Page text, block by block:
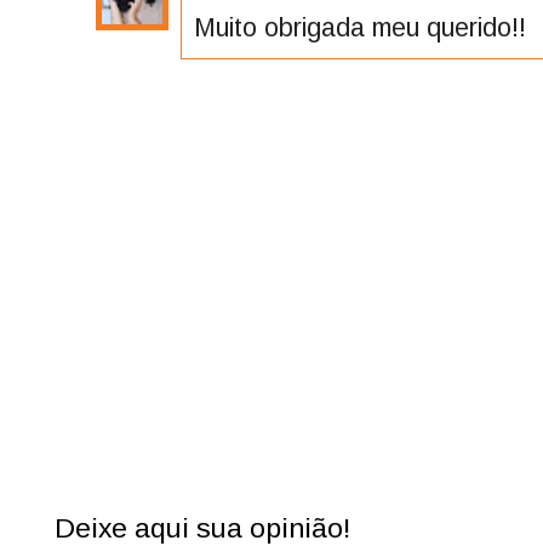
Muito obrigada meu querido!!
Deixe aqui sua opinião!